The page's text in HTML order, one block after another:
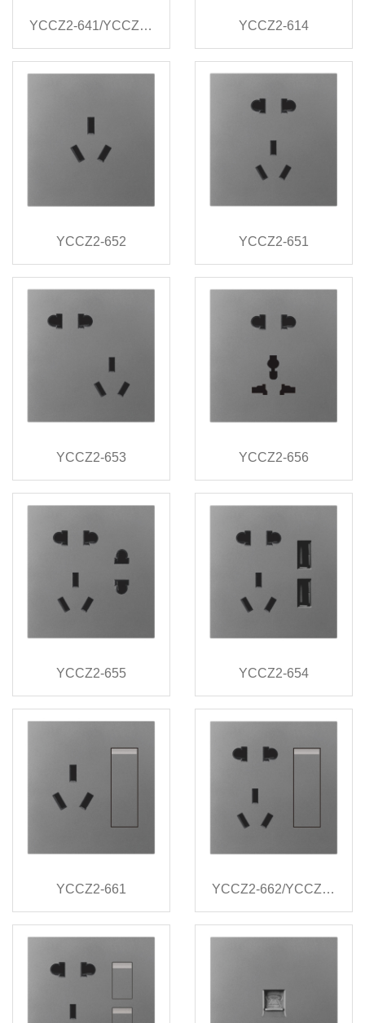
YCCZ2-641/YCCZ2-642 YCCZ2-614
YCCZ2-652 YCCZ2-651
YCCZ2-653 YCCZ2-656
YCCZ2-655 YCCZ2-654
YCCZ2-661 YCCZ2-662/YCCZ2-663